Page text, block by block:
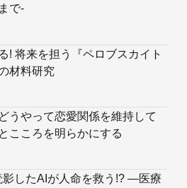
で-
! 将来を担う『ペロブスカイト
材料研究
うやって恋愛関係を維持して
こころを明らかにする
影したAIが人命を救う!? —医療